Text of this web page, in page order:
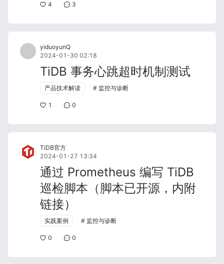
4 3
yiduoyunQ
2024-01-30 02:18
TiDB 事务心跳超时机制测试
产品技术解读 监控与诊断
1 0
TiDB官方
2024-01-27 13:34
通过 Prometheus 编写 TiDB
巡检脚本（脚本已开源，内附
链接）
实践案例 监控与诊断
0 0